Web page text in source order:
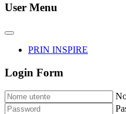
User Menu
PRIN INSPIRE
Login Form